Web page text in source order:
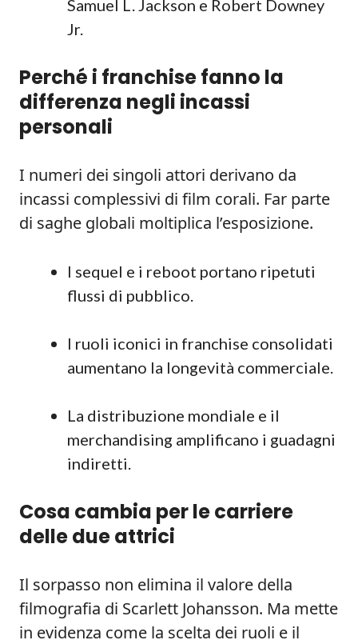
Samuel L. Jackson e Robert Downey
Jr.
Perché i franchise fanno la
differenza negli incassi
personali
I numeri dei singoli attori derivano da
incassi complessivi di film corali. Far parte
di saghe globali moltiplica l’esposizione.
I sequel e i reboot portano ripetuti
flussi di pubblico.
I ruoli iconici in franchise consolidati
aumentano la longevità commerciale.
La distribuzione mondiale e il
merchandising amplificano i guadagni
indiretti.
Cosa cambia per le carriere
delle due attrici
Il sorpasso non elimina il valore della
filmografia di Scarlett Johansson. Ma mette
in evidenza come la scelta dei ruoli e il